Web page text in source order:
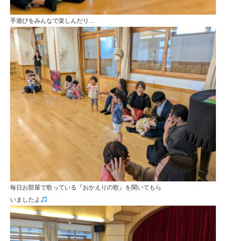
手遊びをみんなで楽しんだり…
毎日お部屋で歌っている『おかえりの歌』を聞いてもら
いましたよ